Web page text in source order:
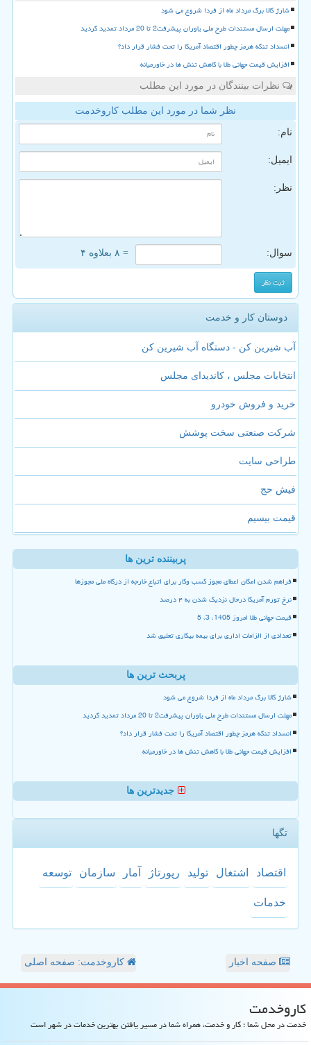
شارژ کالا برگ مرداد ماه از فردا شروع می شود
مهلت ارسال مستندات طرح ملی یاوران پیشرفت2 تا 20 مرداد تمدید گردید
انسداد تنگه هرمز چطور اقتصاد آمریکا را تحت فشار قرار داد؟
افزایش قیمت جهانی طلا با کاهش تنش ها در خاورمیانه
نظرات بینندگان در مورد این مطلب
نظر شما در مورد این مطلب کاروخدمت
نام:
ایمیل:
نظر:
سوال: = ۸ بعلاوه ۴
دوستان کار و خدمت
آب شیرین کن - دستگاه آب شیرین کن
انتخابات مجلس ، کاندیدای مجلس
خرید و فروش خودرو
شرکت صنعتی سخت پوشش
طراحی سایت
فیش حج
قیمت بیسیم
پربیننده ترین ها
فراهم شدن امکان اعطای مجوز کسب وکار برای اتباع خارجه از درگاه ملی مجوزها
نرخ تورم آمریکا درحال نزدیک شدن به ۴ درصد
قیمت جهانی طلا امروز 1405، 3، 5
تعدادی از الزامات اداری برای بیمه بیکاری تعلیق شد
پربحث ترین ها
شارژ کالا برگ مرداد ماه از فردا شروع می شود
مهلت ارسال مستندات طرح ملی یاوران پیشرفت2 تا 20 مرداد تمدید گردید
انسداد تنگه هرمز چطور اقتصاد آمریکا را تحت فشار قرار داد؟
افزایش قیمت جهانی طلا با کاهش تنش ها در خاورمیانه
جدیدترین ها
تگها
اقتصاد اشتغال تولید رپورتاژ آمار سازمان توسعه
خدمات
صفحه اخبار کاروخدمت: صفحه اصلی
كاروخدمت
خدمت در محل شما ؛ کار و خدمت، همراه شما در مسیر یافتن بهترین خدمات در شهر است